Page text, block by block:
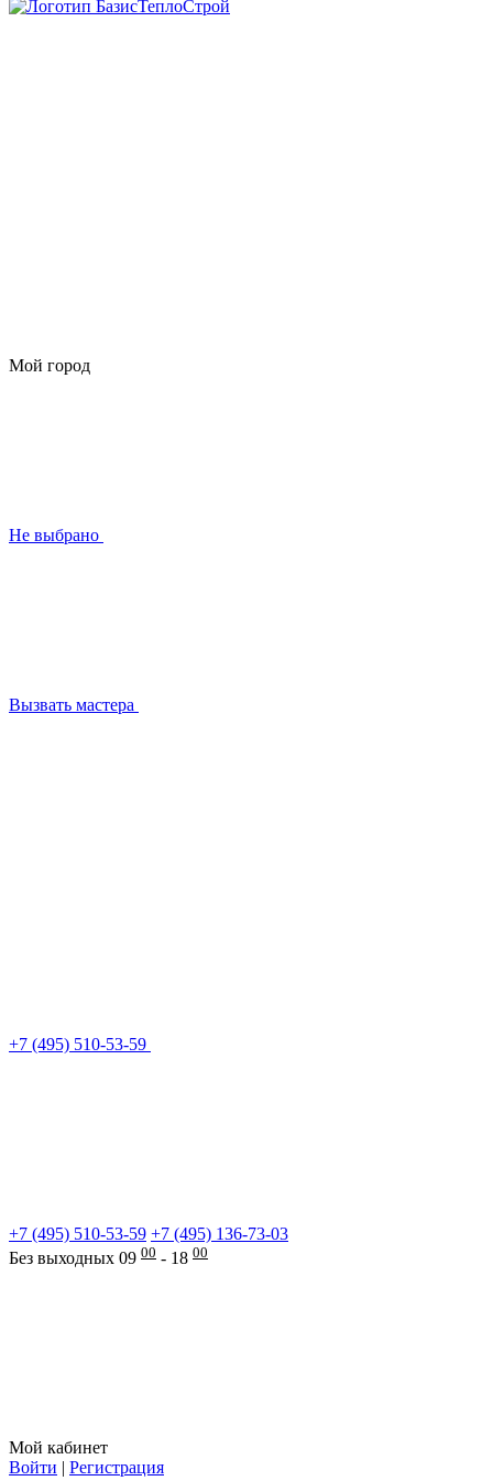
Мой город
Не выбрано
Вызвать мастера
+7 (495) 510-53-59
+7 (495) 510-53-59 +7 (495) 136-73-03
Без выходных 09 00 - 18 00
Мой кабинет
Войти | Регистрация